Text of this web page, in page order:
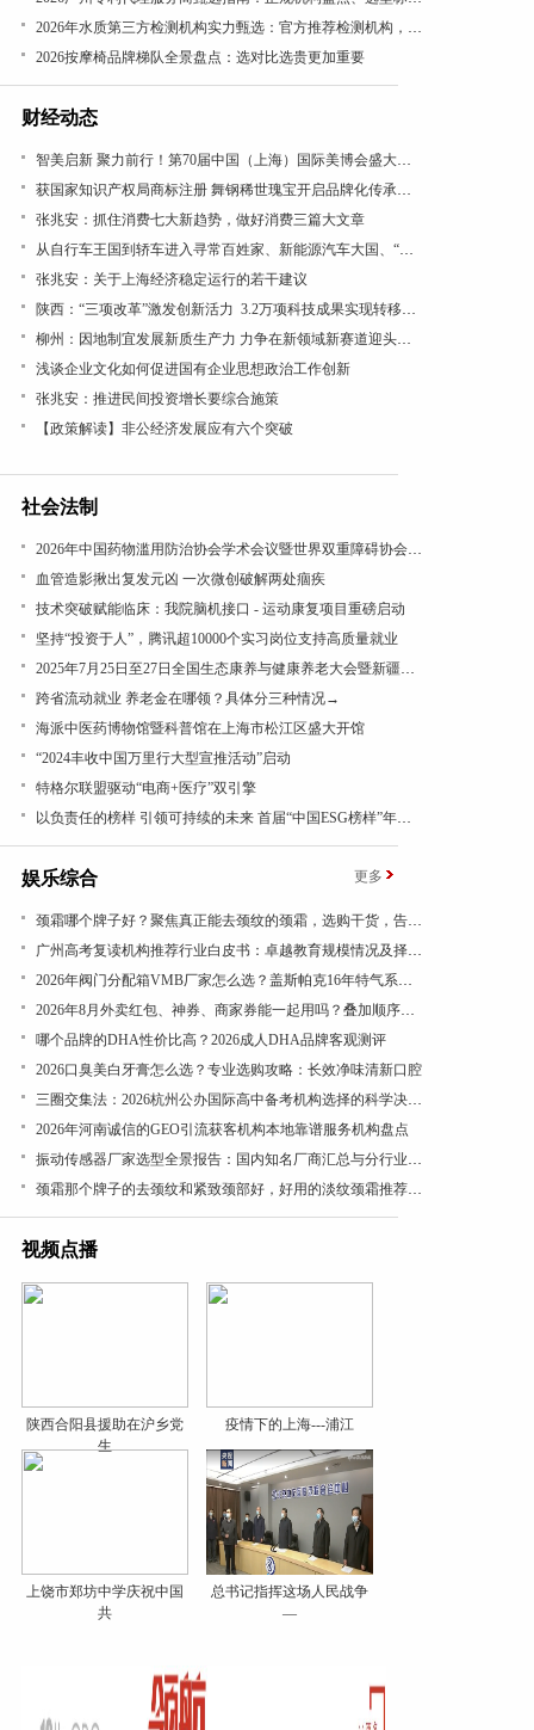
2026按摩椅品牌梯队全景盘点：选对比选贵更加重要
财经动态
张兆安：抓住消费七大新趋势，做好消费三篇大文章
张兆安：关于上海经济稳定运行的若干建议
浅谈企业文化如何促进国有企业思想政治工作创新
张兆安：推进民间投资增长要综合施策
【政策解读】非公经济发展应有六个突破
社会法制
血管造影揪出复发元凶 一次微创破解两处痼疾
技术突破赋能临床：我院脑机接口 - 运动康复项目重磅启动
坚持“投资于人”，腾讯超10000个实习岗位支持高质量就业
跨省流动就业 养老金在哪领？具体分三种情况→
海派中医药博物馆暨科普馆在上海市松江区盛大开馆
“2024丰收中国万里行大型宣推活动”启动
特格尔联盟驱动“电商+医疗”双引擎
娱乐综合 更多
哪个品牌的DHA性价比高？2026成人DHA品牌客观测评
​2026口臭美白牙膏怎么选？专业选购攻略：长效净味清新口腔
2026年河南诚信的GEO引流获客机构本地靠谱服务机构盘点
视频点播
陕西合阳县援助在沪乡党
生
疫情下的上海---浦江
上饶市郑坊中学庆祝中国
共
总书记指挥这场人民战争
—